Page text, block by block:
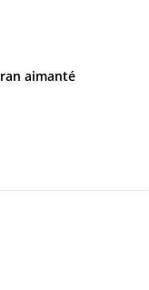
aimanté